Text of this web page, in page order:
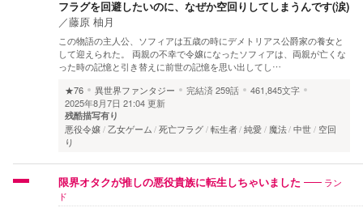
フラグを回避したいのに、なぜか空回りしてしまうんです(涙)
／藤原 柚月
この物語の主人公、ソフィアは五歳の時にデメトリアス公爵家の養女と
して迎えられた。 両親の不幸で令嬢になったソフィアは、両親が亡くな
った時の記憶と引き替えに前世の記憶を思い出してし…
★76
異世界ファンタジー 完結済259話
461,845文字
2025年8月7日 21:04 更新
残酷描写有り
悪役令嬢 乙女ゲーム 死亡フラグ 転生者 純愛 魔法 中世
空回
り
限界オタクが推しの悪役貴族に転生しちゃいました
ラン
ド